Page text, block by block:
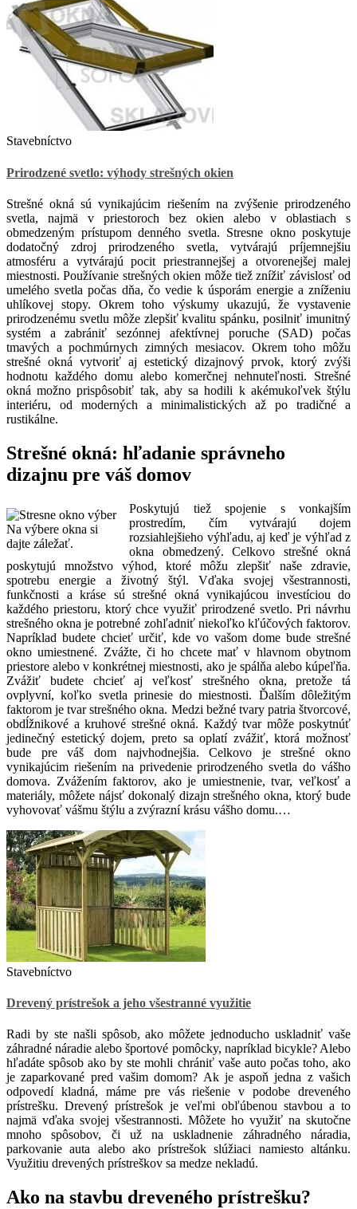
Stavebníctvo
Prirodzené svetlo: výhody strešných okien
Strešné okná sú vynikajúcim riešením na zvýšenie prirodzeného
svetla, najmä v priestoroch bez okien alebo v oblastiach s
obmedzeným prístupom denného svetla. Stresne okno poskytuje
dodatočný zdroj prirodzeného svetla, vytvárajú príjemnejšiu
atmosféru a vytvárajú pocit priestrannejšej a otvorenejšej malej
miestnosti. Používanie strešných okien môže tiež znížiť závislosť od
umelého svetla počas dňa, čo vedie k úsporám energie a zníženiu
uhlíkovej stopy. Okrem toho výskumy ukazujú, že vystavenie
prirodzenému svetlu môže zlepšiť kvalitu spánku, posilniť imunitný
systém a zabrániť sezónnej afektívnej poruche (SAD) počas
tmavých a pochmúrnych zimných mesiacov. Okrem toho môžu
strešné okná vytvoriť aj estetický dizajnový prvok, ktorý zvýši
hodnotu každého domu alebo komerčnej nehnuteľnosti. Strešné
okná možno prispôsobiť tak, aby sa hodili k akémukoľvek štýlu
interiéru, od moderných a minimalistických až po tradičné a
rustikálne.
Strešné okná: hľadanie správneho
dizajnu pre váš domov
Na výbere okna si
dajte záležať.
Poskytujú tiež spojenie s vonkajším
prostredím, čím vytvárajú dojem
rozsiahlejšieho výhľadu, aj keď je výhľad z
okna obmedzený. Celkovo strešné okná
poskytujú množstvo výhod, ktoré môžu zlepšiť naše zdravie,
spotrebu energie a životný štýl. Vďaka svojej všestrannosti,
funkčnosti a kráse sú strešné okná vynikajúcou investíciou do
každého priestoru, ktorý chce využiť prirodzené svetlo. Pri návrhu
strešného okna je potrebné zohľadniť niekoľko kľúčových faktorov.
Napríklad budete chcieť určiť, kde vo vašom dome bude strešné
okno umiestnené. Zvážte, či ho chcete mať v hlavnom obytnom
priestore alebo v konkrétnej miestnosti, ako je spálňa alebo kúpeľňa.
Zvážiť budete chcieť aj veľkosť strešného okna, pretože tá
ovplyvní, koľko svetla prinesie do miestnosti. Ďalším dôležitým
faktorom je tvar strešného okna. Medzi bežné tvary patria štvorcové,
obdĺžnikové a kruhové strešné okná. Každý tvar môže poskytnúť
jedinečný estetický dojem, preto sa oplatí zvážiť, ktorá možnosť
bude pre váš dom najvhodnejšia. Celkovo je strešné okno
vynikajúcim riešením na privedenie prirodzeného svetla do vášho
domova. Zvážením faktorov, ako je umiestnenie, tvar, veľkosť a
materiály, môžete nájsť dokonalý dizajn strešného okna, ktorý bude
vyhovovať vášmu štýlu a zvýrazní krásu vášho domu.…
Stavebníctvo
Drevený prístrešok a jeho všestranné využitie
Radi by ste našli spôsob, ako môžete jednoducho uskladniť vaše
záhradné náradie alebo športové pomôcky, napríklad bicykle? Alebo
hľadáte spôsob ako by ste mohli chrániť vaše auto počas toho, ako
je zaparkované pred vašim domom? Ak je aspoň jedna z vašich
odpovedí kladná, máme pre vás riešenie v podobe dreveného
prístrešku. Drevený prístrešok je veľmi obľúbenou stavbou a to
najmä vďaka svojej všestrannosti. Môžete ho využiť na skutočne
mnoho spôsobov, či už na uskladnenie záhradného náradia,
parkovanie auta alebo ako prístrešok slúžiaci namiesto altánku.
Využitiu drevených prístreškov sa medze nekladú.
Ako na stavbu dreveného prístrešku?